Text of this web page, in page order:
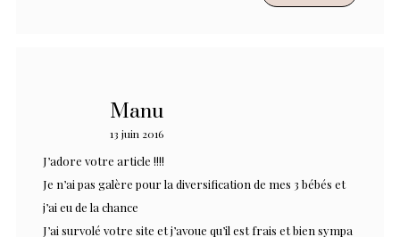
Manu
13 juin 2016
J’adore votre article !!!!
Je n’ai pas galère pour la diversification de mes 3 bébés et
j’ai eu de la chance
J’ai survolé votre site et j’avoue qu’il est frais et bien sympa